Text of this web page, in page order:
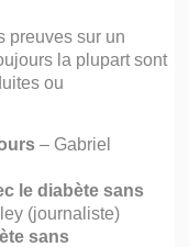
preuves sur un
la plupart sont
ou
– Gabriel
le diabète sans
(journaliste)
sans